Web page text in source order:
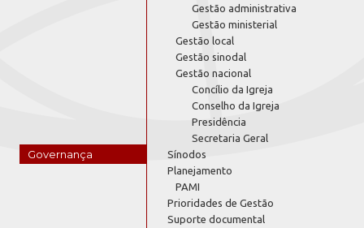
Governança
Gestão administrativa
Gestão ministerial
Gestão local
Gestão sinodal
Gestão nacional
Concílio da Igreja
Conselho da Igreja
Presidência
Secretaria Geral
Sínodos
Planejamento
PAMI
Prioridades de Gestão
Suporte documental